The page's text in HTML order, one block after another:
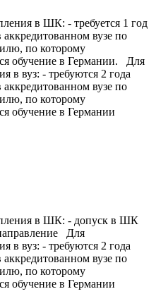
в ШК: - требуется 1 год
аккредитованном вузе по
по которому
обучение в Германии. Для
в вуз: - требуются 2 года
аккредитованном вузе по
по которому
обучение в Германии
в ШК: - допуск в ШК
Для
в вуз: - требуются 2 года
аккредитованном вузе по
по которому
обучение в Германии